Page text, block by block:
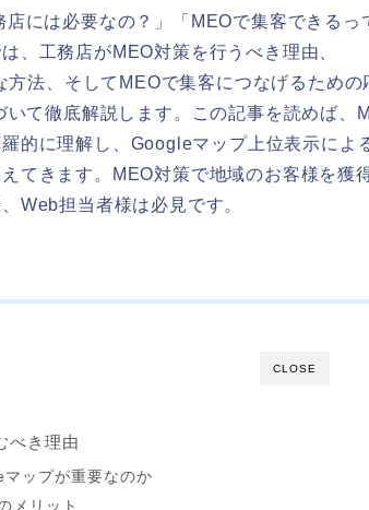
には必要なの？」「MEOで集客できるっ
、工務店がMEO対策を行うべき理由、
法、そしてMEOで集客につなげるための
て徹底解説します。この記事を読めば、
的に理解し、Googleマップ上位表示によ
てきます。MEO対策で地域のお客様を獲
Web担当者様は必見です。
CLOSE
べき理由
ップが重要なのか
メリット